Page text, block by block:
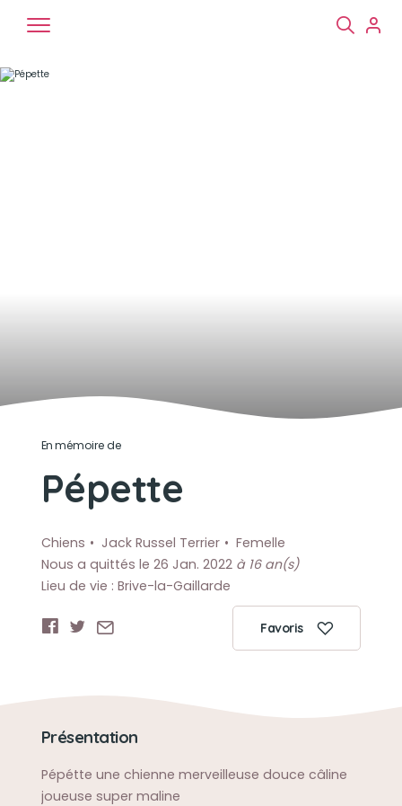
En mémoire de
Pépette
Chiens Jack Russel Terrier
Femelle
Nous a quittés le 26 Jan. 2022 à 16 an(s)
Lieu de vie : Brive-la-Gaillarde
Favoris
Présentation
Pépétte une chienne merveilleuse douce câline
joueuse super maline